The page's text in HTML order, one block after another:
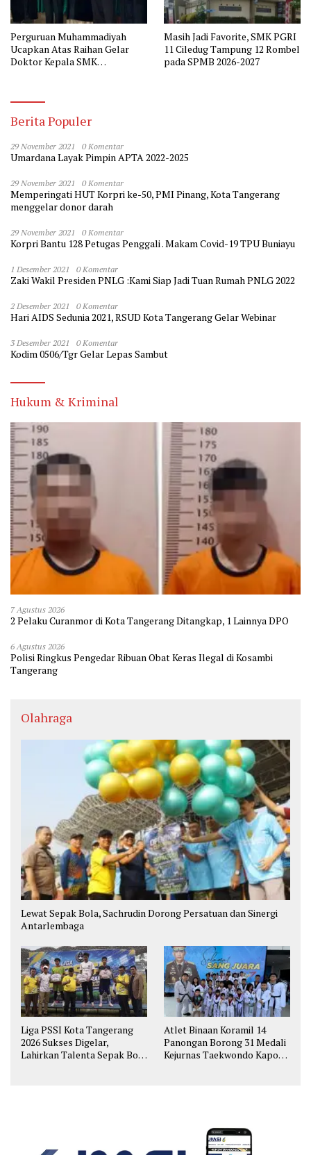
Perguruan Muhammadiyah
Ucapkan Atas Raihan Gelar
Doktor Kepala SMK
Masih Jadi Favorite, SMK PGRI
11 Ciledug Tampung 12 Rombel
pada SPMB 2026-2027
Berita Populer
29 November 2021 0 Komentar
Umardana Layak Pimpin APTA 2022-2025
29 November 2021 0 Komentar
Memperingati HUT Korpri ke-50, PMI Pinang, Kota Tangerang
menggelar donor darah
29 November 2021 0 Komentar
Korpri Bantu 128 Petugas Penggali . Makam Covid-19 TPU Buniayu
1 Desember 2021 0 Komentar
Zaki Wakil Presiden PNLG :Kami Siap Jadi Tuan Rumah PNLG 2022
2 Desember 2021 0 Komentar
Hari AIDS Sedunia 2021, RSUD Kota Tangerang Gelar Webinar
3 Desember 2021 0 Komentar
Kodim 0506/Tgr Gelar Lepas Sambut
Hukum & Kriminal
7 Agustus 2026
2 Pelaku Curanmor di Kota Tangerang Ditangkap, 1 Lainnya DPO
6 Agustus 2026
Polisi Ringkus Pengedar Ribuan Obat Keras Ilegal di Kosambi
Tangerang
Olahraga
Lewat Sepak Bola, Sachrudin Dorong Persatuan dan Sinergi
Antarlembaga
Liga PSSI Kota Tangerang
2026 Sukses Digelar,
Lahirkan Talenta Sepak Bola
Atlet Binaan Koramil 14
Panongan Borong 31 Medali
Kejurnas Taekwondo Kapolri